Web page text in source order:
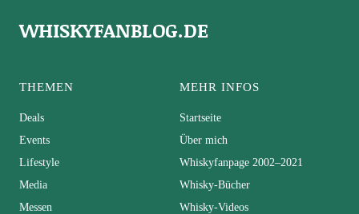
WHISKYFANBLOG.DE
THEMEN
Deals
Events
Lifestyle
Media
Messen
MEHR INFOS
Startseite
Über mich
Whiskyfanpage 2002–2021
Whisky-Bücher
Whisky-Videos